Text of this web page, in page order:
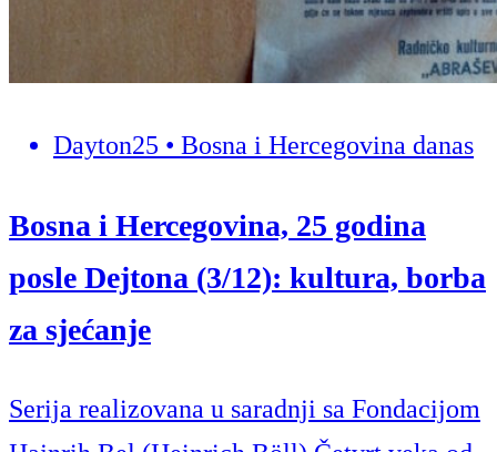
Dayton25 • Bosna i Hercegovina danas
Bosna i Hercegovina, 25 godina
posle Dejtona (3/12): kultura, borba
za sjećanje
Serija realizovana u saradnji sa Fondacijom